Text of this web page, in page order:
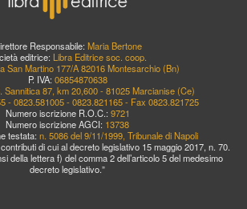
Responsabile: Maria Bertone
editrice: Libra Editrice soc. coop.
San Martino 177/A 82016 Montesarchio (Bn)
P. IVA: 06854870638
Sannitica 87, km 20,600 - 81025 Marcianise (Ce)
- 0823.581005 - 0823.821165 - Fax 0823.821725
Numero iscrizione R.O.C.: 9721
Numero iscrizione AGCI: 13738
testata: n. 5086 del 9/11/1999, Tribunale di Napoli
di cui al decreto legislativo 15 maggio 2017, n. 70.
della lettera f) del comma 2 dell’articolo 5 del medesimo
decreto legislativo.”